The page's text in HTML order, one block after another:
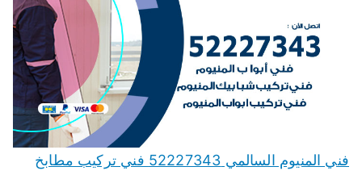
فني المنيوم السالمي 52227343 فني تركيب مطابخ